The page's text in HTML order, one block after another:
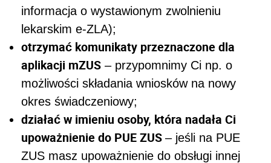
informacja o wystawionym zwolnieniu
lekarskim e-ZLA);
otrzymać komunikaty przeznaczone dla
aplikacji mZUS – przypomnimy Ci np. o
możliwości składania wniosków na nowy
okres świadczeniowy;
działać w imieniu osoby, która nadała Ci
upoważnienie do PUE ZUS – jeśli na PUE
ZUS masz upoważnienie do obsługi innej